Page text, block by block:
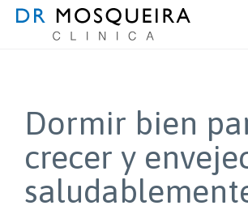
Dormir bien
crecer y